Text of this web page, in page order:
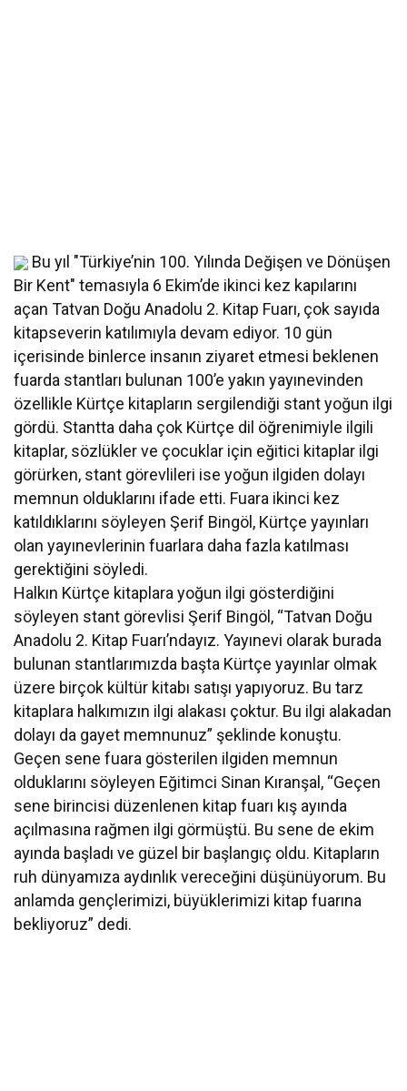
Bu yıl "Türkiye’nin 100. Yılında Değişen ve Dönüşen
Bir Kent" temasıyla 6 Ekim’de ikinci kez kapılarını
açan Tatvan Doğu Anadolu 2. Kitap Fuarı, çok sayıda
kitapseverin katılımıyla devam ediyor. 10 gün
içerisinde binlerce insanın ziyaret etmesi beklenen
fuarda stantları bulunan 100’e yakın yayınevinden
özellikle Kürtçe kitapların sergilendiği stant yoğun ilgi
gördü. Stantta daha çok Kürtçe dil öğrenimiyle ilgili
kitaplar, sözlükler ve çocuklar için eğitici kitaplar ilgi
görürken, stant görevlileri ise yoğun ilgiden dolayı
memnun olduklarını ifade etti. Fuara ikinci kez
katıldıklarını söyleyen Şerif Bingöl, Kürtçe yayınları
olan yayınevlerinin fuarlara daha fazla katılması
gerektiğini söyledi.
Halkın Kürtçe kitaplara yoğun ilgi gösterdiğini
söyleyen stant görevlisi Şerif Bingöl, “Tatvan Doğu
Anadolu 2. Kitap Fuarı’ndayız. Yayınevi olarak burada
bulunan stantlarımızda başta Kürtçe yayınlar olmak
üzere birçok kültür kitabı satışı yapıyoruz. Bu tarz
kitaplara halkımızın ilgi alakası çoktur. Bu ilgi alakadan
dolayı da gayet memnunuz” şeklinde konuştu.
Geçen sene fuara gösterilen ilgiden memnun
olduklarını söyleyen Eğitimci Sinan Kıranşal, “Geçen
sene birincisi düzenlenen kitap fuarı kış ayında
açılmasına rağmen ilgi görmüştü. Bu sene de ekim
ayında başladı ve güzel bir başlangıç oldu. Kitapların
ruh dünyamıza aydınlık vereceğini düşünüyorum. Bu
anlamda gençlerimizi, büyüklerimizi kitap fuarına
bekliyoruz” dedi.